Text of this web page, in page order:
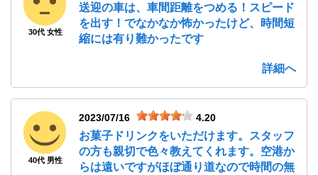
30代 女性
送迎の車は、車間距離をつめる！スピード
を出す！でなかなか怖かったけど、時間短
縮には有り難かったです
詳細へ
40代 男性
2023/07/16 4.20
お菓子ドリンクをいただけます。スタッフ
の方も親切で色々教えてくれます。空港か
らは遠いですがほぼ通り道なので時間の無